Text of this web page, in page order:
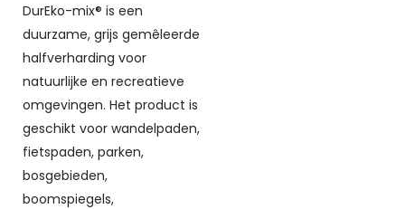
DurEko-mix® is een
duurzame, grijs gemêleerde
halfverharding voor
natuurlijke en recreatieve
omgevingen. Het product is
geschikt voor wandelpaden,
fietspaden, parken,
bosgebieden,
boomspiegels,